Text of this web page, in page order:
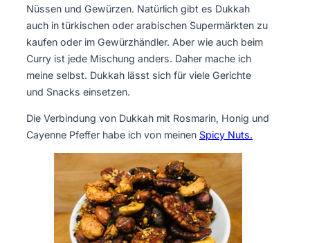
Nüssen und Gewürzen. Natürlich gibt es Dukkah
auch in türkischen oder arabischen Supermärkten zu
kaufen oder im Gewürzhändler. Aber wie auch beim
Curry ist jede Mischung anders. Daher mache ich
meine selbst. Dukkah lässt sich für viele Gerichte
und Snacks einsetzen.
Die Verbindung von Dukkah mit Rosmarin, Honig und
Cayenne Pfeffer habe ich von meinen Spicy Nuts.